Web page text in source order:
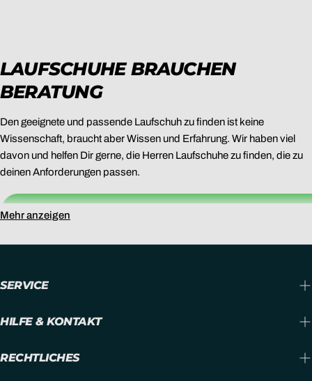
LAUFSCHUHE BRAUCHEN
BERATUNG
Den geeignete und passende Laufschuh zu finden ist keine
Wissenschaft, braucht aber Wissen und Erfahrung. Wir haben viel
davon und helfen Dir gerne, die Herren Laufschuhe zu finden, die zu
deinen Anforderungen passen.
BUCHE JETZT DEINEN BERATUNGSTERMIN
Mehr anzeigen
SERVICE
HILFE & KONTAKT
RECHTLICHES